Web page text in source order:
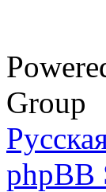
Group
phpBB